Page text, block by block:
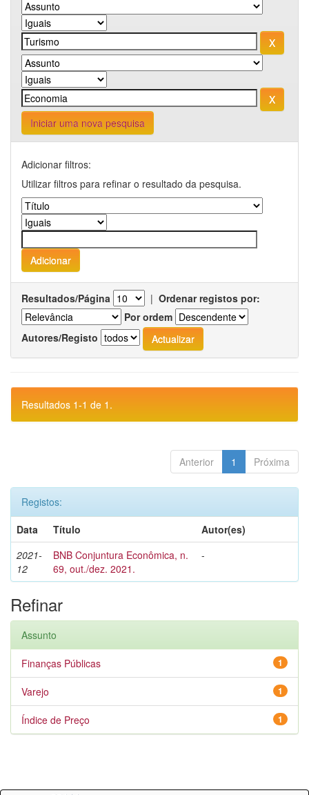
Iniciar uma nova pesquisa
Adicionar filtros:
Utilizar filtros para refinar o resultado da pesquisa.
Resultados/Página | Ordenar registos por:
Por ordem
Autores/Registo
Resultados 1-1 de 1.
Anterior 1 Próxima
Registos:
Data
Título
Autor(es)
2021-
12
BNB Conjuntura Econômica, n.
69, out./dez. 2021.
-
Refinar
Assunto
1
Finanças Públicas
1
Varejo
1
Índice de Preço